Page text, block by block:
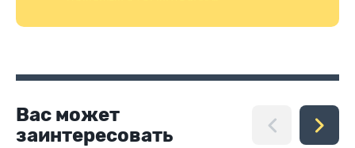
Вас может
заинтересовать